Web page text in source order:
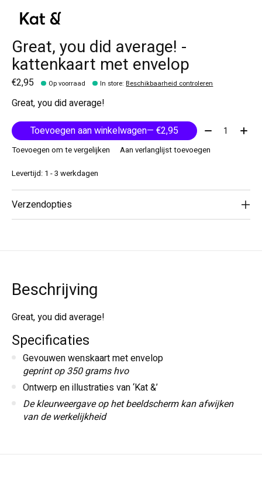
Great, you did average! -
kattenkaart met envelop
€2,95 Op voorraad In store:Beschikbaarheid controleren
Great, you did average!
Toevoegen aan winkelwagen
— €2,95 Aantal:
Toevoegen om te vergelijken
Aan verlanglijst toevoegen
Levertijd: 1 - 3 werkdagen
Verzendopties
Beschrijving
Great, you did average!
Specificaties
Gevouwen wenskaart met envelop
geprint op 350 grams hvo
Ontwerp en illustraties van ‘Kat &’
De kleurweergave op het beeldscherm kan afwijken
van de werkelijkheid